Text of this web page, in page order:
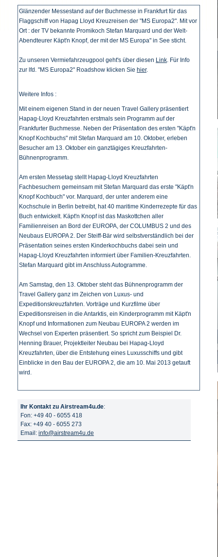
Glänzender Messestand auf der Buchmesse in Frankfurt für das
Flaggschiff von Hapag Lloyd Kreuzreisen der "MS Europa2". Mit vor
Ort : der TV bekannte Promikoch Stefan Marquard und der Welt-
Abendteurer Käpt'n Knopf, der mit der MS Europa" in See sticht.
Zu unseren Vermiefahrzeugpool geht's über diesen Link. Für Info
zur lfd. "MS Europa2" Roadshow klicken Sie hier.
Weitere Infos :
Mit einem eigenen Stand in der neuen Travel Gallery präsentiert
Hapag-Lloyd Kreuzfahrten erstmals sein Programm auf der
Frankfurter Buchmesse. Neben der Präsentation des ersten "Käpt'n
Knopf Kochbuchs" mit Stefan Marquard am 10. Oktober, erleben
Besucher am 13. Oktober ein ganztägiges Kreuzfahrten-
Bühnenprogramm.
Am ersten Messetag stellt Hapag-Lloyd Kreuzfahrten
Fachbesuchern gemeinsam mit Stefan Marquard das erste "Käpt'n
Knopf Kochbuch" vor. Marquard, der unter anderem eine
Kochschule in Berlin betreibt, hat 40 maritime Kinderrezepte für das
Buch entwickelt. Käpt'n Knopf ist das Maskottchen aller
Familienreisen an Bord der EUROPA, der COLUMBUS 2 und des
Neubaus EUROPA 2. Der Steiff-Bär wird selbstverständlich bei der
Präsentation seines ersten Kinderkochbuchs dabei sein und
Hapag-Lloyd Kreuzfahrten informiert über Familien-Kreuzfahrten.
Stefan Marquard gibt im Anschluss Autogramme.
Am Samstag, den 13. Oktober steht das Bühnenprogramm der
Travel Gallery ganz im Zeichen von Luxus- und
Expeditionskreuzfahrten. Vorträge und Kurzfilme über
Expeditionsreisen in die Antarktis, ein Kinderprogramm mit Käpt'n
Knopf und Informationen zum Neubau EUROPA 2 werden im
Wechsel von Experten präsentiert. So spricht zum Beispiel Dr.
Henning Brauer, Projektleiter Neubau bei Hapag-Lloyd
Kreuzfahrten, über die Entstehung eines Luxusschiffs und gibt
Einblicke in den Bau der EUROPA 2, die am 10. Mai 2013 getauft
wird.
Ihr Kontakt zu Airstream4u.de:
Fon: +49 40 - 6055 418
Fax: +49 40 - 6055 273
Email: info@airstream4u.de